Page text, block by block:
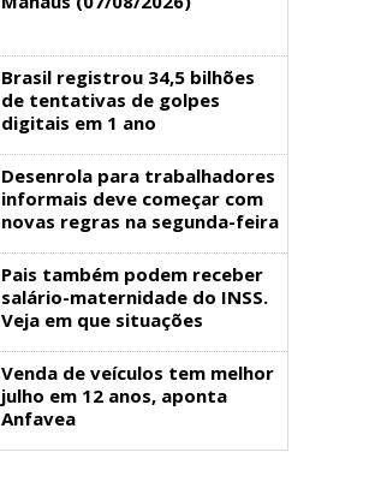
Brasil registrou 34,5 bilhões
de tentativas de golpes
digitais em 1 ano
Desenrola para trabalhadores
informais deve começar com
novas regras na segunda-feira
Pais também podem receber
salário-maternidade do INSS.
Veja em que situações
Venda de veículos tem melhor
julho em 12 anos, aponta
Anfavea